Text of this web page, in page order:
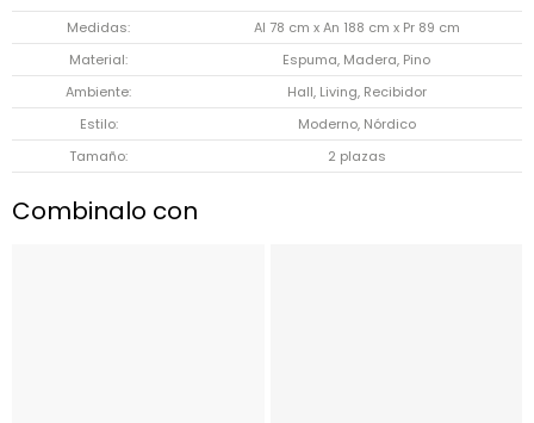
Medidas
Al 78 cm x An 188 cm x Pr 89 cm
Material
Espuma, Madera, Pino
Ambiente
Hall, Living, Recibidor
Estilo
Moderno, Nórdico
Tamaño
2 plazas
Combinalo con